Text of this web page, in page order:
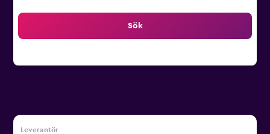
Sök
Leverantör